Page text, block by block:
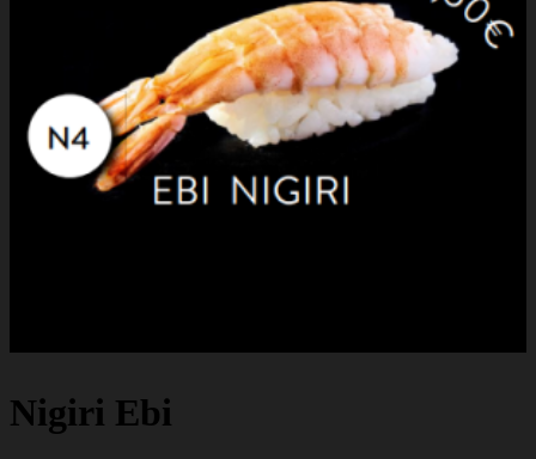
Nigiri Ebi